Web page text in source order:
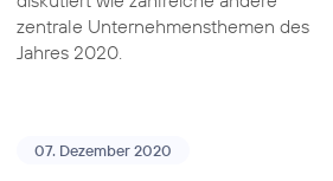
zentrale Unternehmensthemen des
Jahres 2020.
07. Dezember 2020